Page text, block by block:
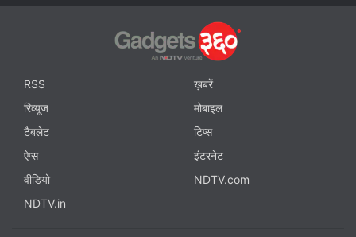
RSS
ख़बरें
रिव्यूज
मोबाइल
टैबलेट
टिप्स
ऐप्स
इंटरनेट
वीडियो
NDTV.com
NDTV.in